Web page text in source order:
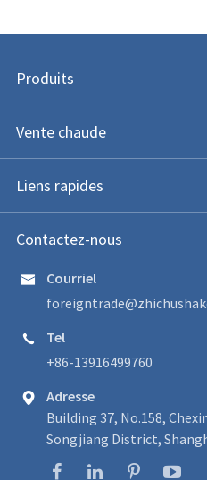
Produits
Vente chaude
Liens rapides
Contactez-nous

Courriel

Tel
+86-13916499760

Adresse
Building 37, No.158,
Songjiang District,